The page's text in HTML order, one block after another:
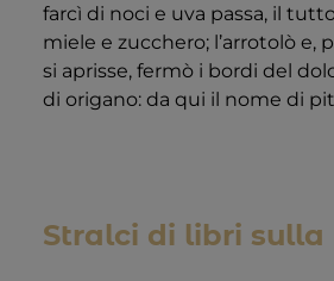
farcì di noci e uva passa, il
miele e zucchero; l’arrotolò e,
si aprisse, fermò i bordi del
di origano: da qui il nome di
Stralci di libri